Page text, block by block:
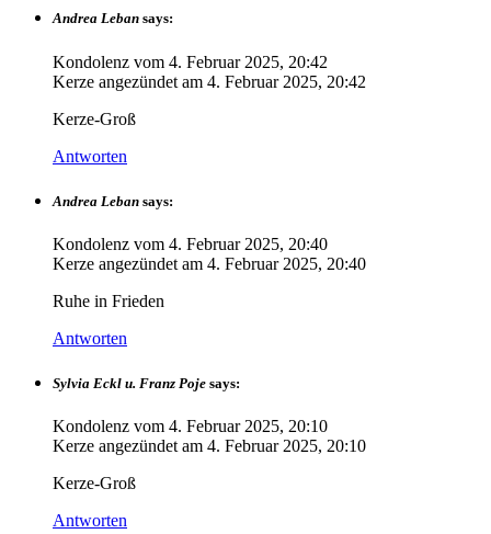
Andrea Leban says:
Kondolenz vom 4. Februar 2025, 20:42
Kerze angezündet am 4. Februar 2025, 20:42
Kerze-Groß
Antworten
Andrea Leban says:
Kondolenz vom 4. Februar 2025, 20:40
Kerze angezündet am 4. Februar 2025, 20:40
Ruhe in Frieden
Antworten
Sylvia Eckl u. Franz Poje says:
Kondolenz vom 4. Februar 2025, 20:10
Kerze angezündet am 4. Februar 2025, 20:10
Kerze-Groß
Antworten